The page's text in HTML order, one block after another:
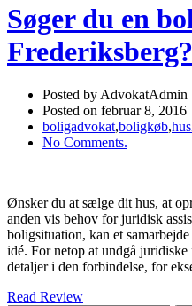
Søger du en
Frederiksberg?
Posted by AdvokatAdmin
Posted on februar 8, 2016
boligadvokat,boligkøb,
No Comments.
Ønsker du at sælge dit hus, at
anden vis behov for juridisk
boligsituation, kan et
idé. For netop at undgå
detaljer i den forbindelse, for
Read Review